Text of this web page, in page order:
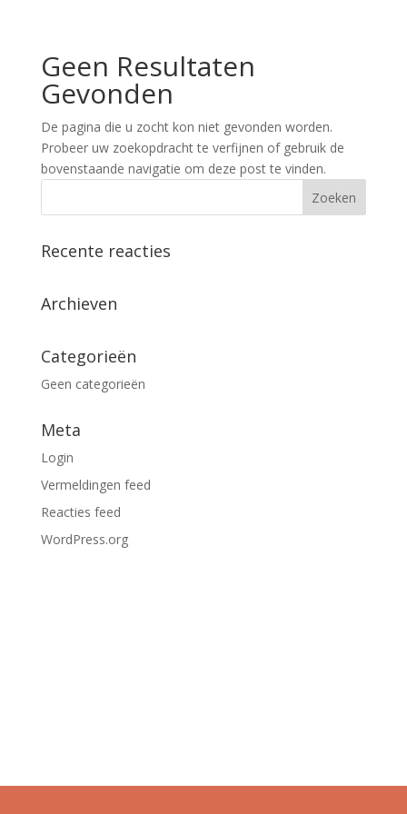
Geen Resultaten
Gevonden
De pagina die u zocht kon niet gevonden worden.
Probeer uw zoekopdracht te verfijnen of gebruik de
bovenstaande navigatie om deze post te vinden.
Recente reacties
Archieven
Categorieën
Geen categorieën
Meta
Login
Vermeldingen feed
Reacties feed
WordPress.org